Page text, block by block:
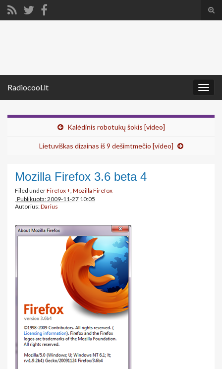
Radiocool.lt
Kalėdinis robotukų šokis [video]
Lietuviškas dizainas iš 9 dešimtmečio [video]
Mozilla Firefox 3.6 beta 4
Filed underFirefox +, Mozilla Firefox
Publikuota: 2009-11-27 10:05
Autorius:Darius